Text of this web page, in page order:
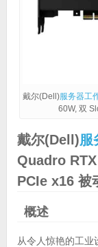
戴尔(Dell)服务器工
60W, 双
戴尔(Dell)服
Quadro
PCIe x16 被
概述
从令人惊艳的工